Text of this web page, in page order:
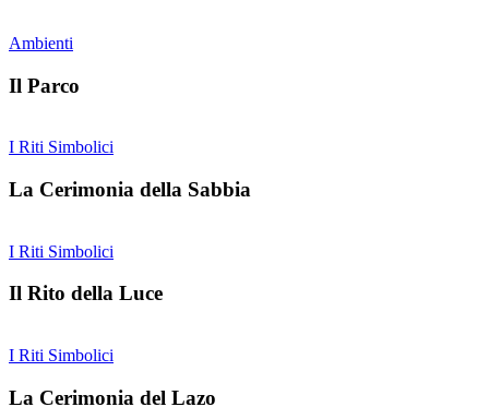
Ambienti
Il Parco
I Riti Simbolici
La Cerimonia della Sabbia
I Riti Simbolici
Il Rito della Luce
I Riti Simbolici
La Cerimonia del Lazo